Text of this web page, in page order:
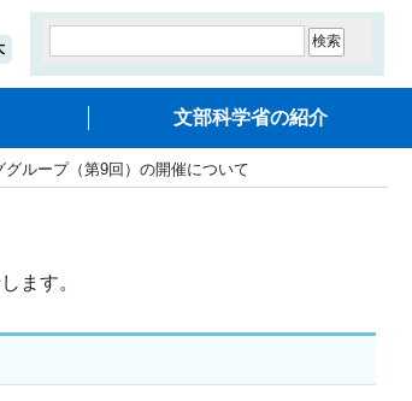
文部科学省の紹介
ループ（第9回）の開催について
ます。